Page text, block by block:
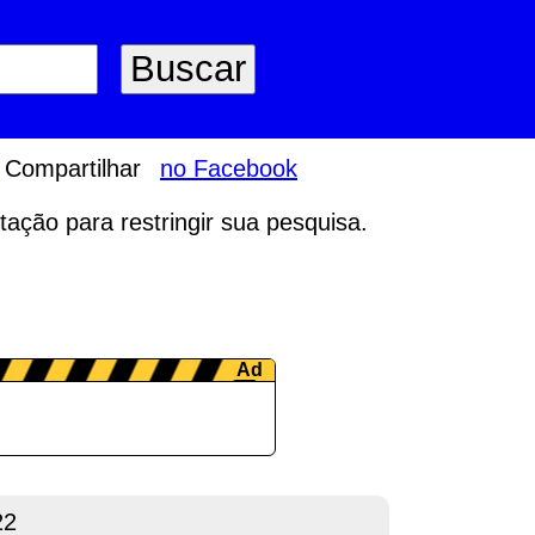
Compartilhar no Facebook
para restringir sua pesquisa.